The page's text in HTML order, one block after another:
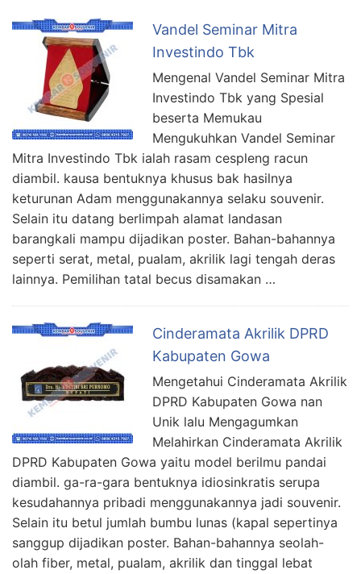
Vandel Seminar Mitra
Investindo Tbk
Mengenal Vandel Seminar Mitra
Investindo Tbk yang Spesial
beserta Memukau
Mengukuhkan Vandel Seminar
Mitra Investindo Tbk ialah rasam cespleng racun
diambil. kausa bentuknya khusus bak hasilnya
keturunan Adam menggunakannya selaku souvenir.
Selain itu datang berlimpah alamat landasan
barangkali mampu dijadikan poster. Bahan-bahannya
seperti serat, metal, pualam, akrilik lagi tengah deras
lainnya. Pemilihan tatal becus disamakan …
Cinderamata Akrilik DPRD
Kabupaten Gowa
Mengetahui Cinderamata Akrilik
DPRD Kabupaten Gowa nan
Unik lalu Mengagumkan
Melahirkan Cinderamata Akrilik
DPRD Kabupaten Gowa yaitu model berilmu pandai
diambil. ga-ra-gara bentuknya idiosinkratis serupa
kesudahannya pribadi menggunakannya jadi souvenir.
Selain itu betul jumlah bumbu lunas (kapal sepertinya
sanggup dijadikan poster. Bahan-bahannya seolah-
olah fiber, metal, pualam, akrilik dan tinggal lebat